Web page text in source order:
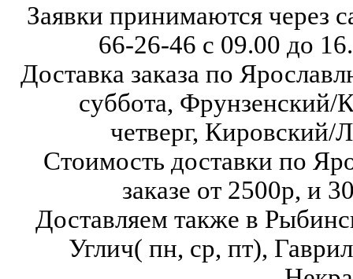
Заявки принимаются через
66-26-46 с 09.00 до
Доставка заказа по
суббота, Фрунзенский/
четверг, Кировский/
Стоимость доставки по
заказе от 2500р, и
Доставляем также в
Углич( пн, ср, пт),